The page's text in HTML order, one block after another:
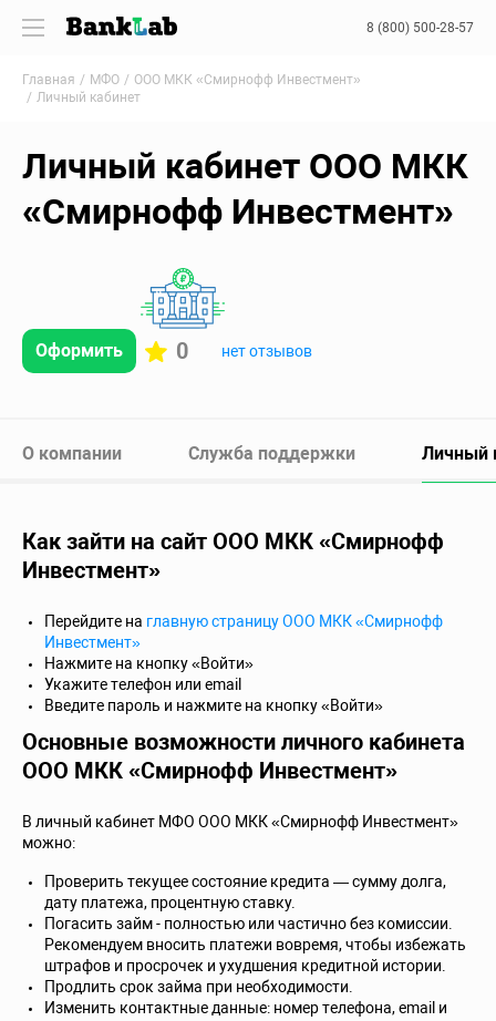
8 (800) 500-28-57
Главная МФО
ООО МКК «Смирнофф Инвестмент»
Личный кабинет
Личный кабинет ООО МКК
«Смирнофф Инвестмент»
Оформить 0 нет отзывов
О компании Служба поддержки Личный
Как зайти на сайт ООО МКК «Смирнофф
Инвестмент»
Перейдите на главную страницу ООО МКК «Смирнофф
Инвестмент»
Нажмите на кнопку «Войти»
Укажите телефон или email
Введите пароль и нажмите на кнопку «Войти»
Основные возможности личного кабинета
ООО МКК «Смирнофф Инвестмент»
В личный кабинет МФО ООО МКК «Смирнофф Инвестмент»
можно:
Проверить текущее состояние кредита — сумму долга,
дату платежа, процентную ставку.
Погасить займ - полностью или частично без комиссии.
Рекомендуем вносить платежи вовремя, чтобы избежать
штрафов и просрочек и ухудшения кредитной истории.
Продлить срок займа при необходимости.
Изменить контактные данные: номер телефона, email и